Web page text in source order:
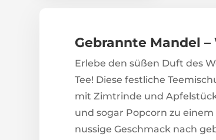
Gebrannte Mandel
Erlebe den süßen Duft des
Tee! Diese festliche
mit Zimtrinde und
und sogar Popcorn zu
nussige Geschmack nach